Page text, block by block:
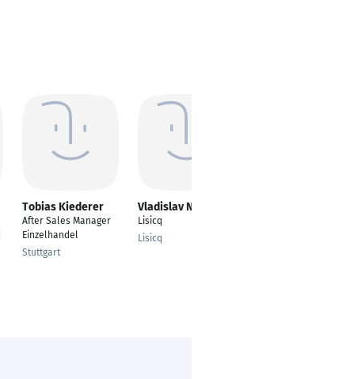
Tobias Kiederer
After Sales Manager
Einzelhandel
Stuttgart
Vladislav Nikolaev
Lisicq
Lisicq